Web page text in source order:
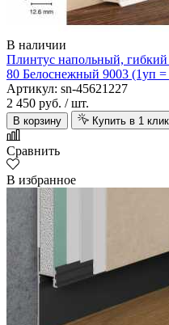
В наличии
Плинтус напольный,
80 Белоснежный 9003 (1уп
Артикул: sn-45621227
2 450 руб. / шт.
В корзину Купить в 1 клик
Сравнить
В избранное